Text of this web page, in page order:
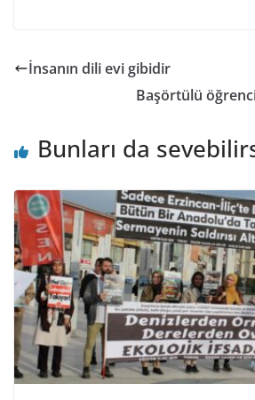
İnsanın dili evi gibidir
Başörtülü
Bunları da